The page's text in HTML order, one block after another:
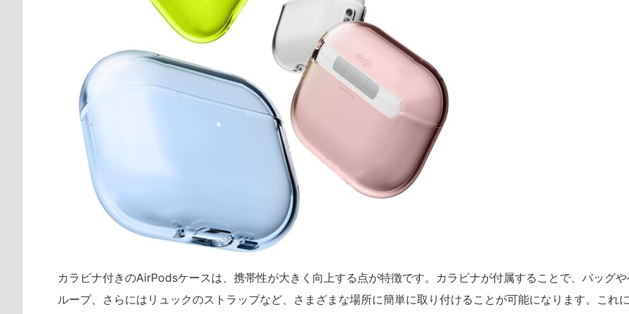
カラビナ付きのAirPodsケースは、携帯性が大きく向上する点が特徴です。カラビナが付属することで、バッグや
ループ、さらにはリュックのストラップなど、さまざまな場所に簡単に取り付けることが可能になります。これ